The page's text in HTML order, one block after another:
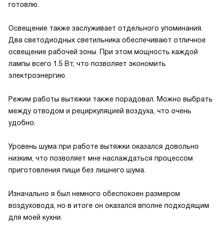
готовлю.
Освещение также заслуживает отдельного упоминания.
Два светодиодных светильника обеспечивают отличное
освещение рабочей зоны. При этом мощность каждой
лампы всего 1.5 Вт, что позволяет экономить
электроэнергию.
Режим работы вытяжки также порадовал. Можно выбрать
между отводом и рециркуляцией воздуха, что очень
удобно.
Уровень шума при работе вытяжки оказался довольно
низким, что позволяет мне наслаждаться процессом
приготовления пищи без лишнего шума.
Изначально я был немного обеспокоен размером
воздуховода, но в итоге он оказался вполне подходящим
для моей кухни.